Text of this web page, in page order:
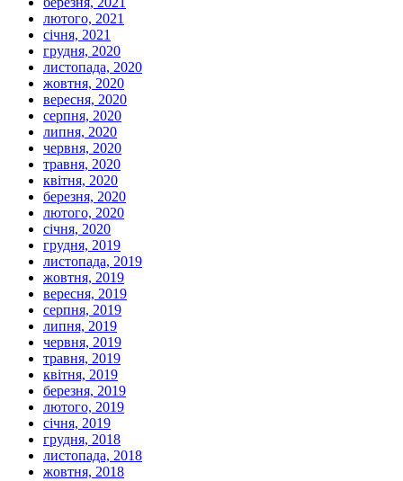
лютого, 2021
січня, 2021
грудня, 2020
листопада, 2020
жовтня, 2020
вересня, 2020
серпня, 2020
липня, 2020
червня, 2020
травня, 2020
квітня, 2020
березня, 2020
лютого, 2020
січня, 2020
грудня, 2019
листопада, 2019
жовтня, 2019
вересня, 2019
серпня, 2019
липня, 2019
червня, 2019
травня, 2019
квітня, 2019
березня, 2019
лютого, 2019
січня, 2019
грудня, 2018
листопада, 2018
жовтня, 2018